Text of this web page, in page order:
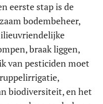
eerste stap is de
bodembeheer,
braak liggen,
van pesticiden moet
biodiversiteit, en het